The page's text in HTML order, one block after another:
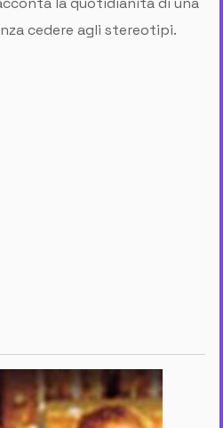
cedere agli stereotipi.